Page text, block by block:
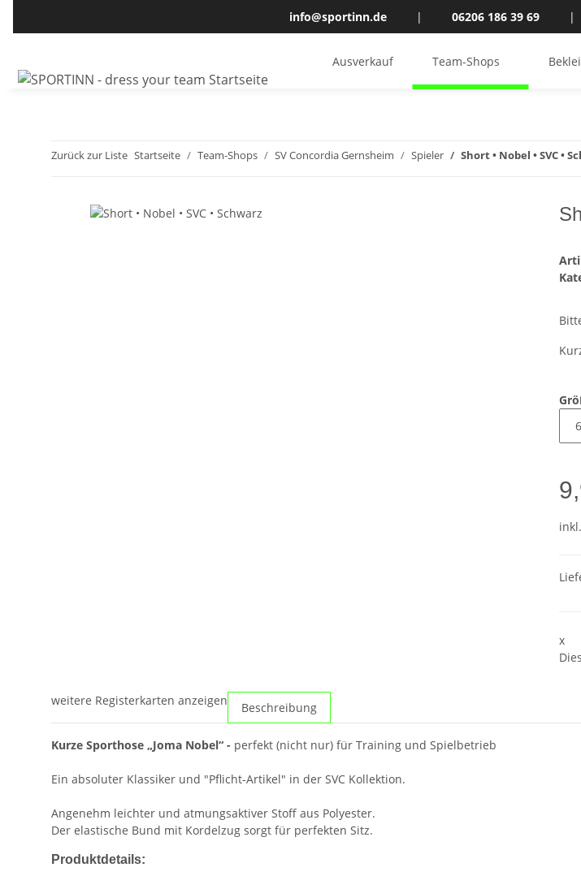
info@sportinn.de | 06206 186 39 69 |
Ausverkauf Team-Shops
Zurück zur Liste Startseite Team-Shops SV Concordia Gernsheim Spieler Short • Nobel • SVC •
x
weitere Registerkarten anzeigen Beschreibung
Kurze Sporthose „Joma Nobel“ - perfekt (nicht nur) für Training und Spielbetrieb
Ein absoluter Klassiker und "Pflicht-Artikel" in der SVC Kollektion.
Angenehm leichter und atmungsaktiver Stoff aus Polyester.
Der elastische Bund mit Kordelzug sorgt für perfekten Sitz.
Produktdetails: